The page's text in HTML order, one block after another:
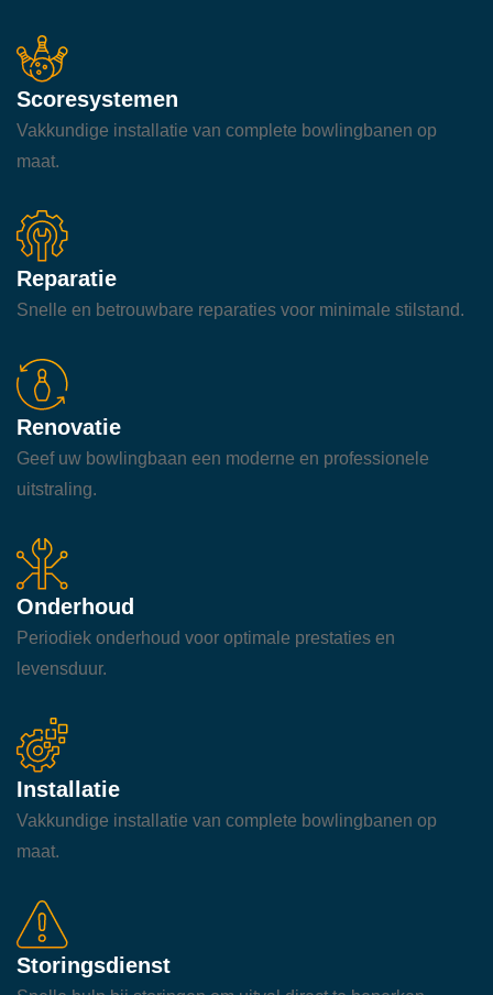
Scoresystemen
Vakkundige installatie van complete bowlingbanen op
maat.
Reparatie
Snelle en betrouwbare reparaties voor minimale stilstand.
Renovatie
Geef uw bowlingbaan een moderne en professionele
uitstraling.
Onderhoud
Periodiek onderhoud voor optimale prestaties en
levensduur.
Installatie
Vakkundige installatie van complete bowlingbanen op
maat.
Storingsdienst